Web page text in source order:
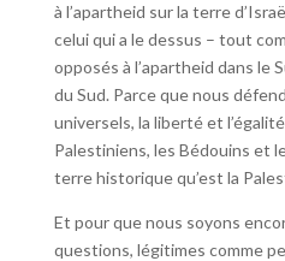
à l’apartheid sur la terre
celui qui a le dessus – tout
opposés à l’apartheid dans le
du Sud. Parce que nous
universels, la liberté et
Palestiniens, les Bédouins et
terre historique qu’est la
Et pour que nous soyons
questions, légitimes comme